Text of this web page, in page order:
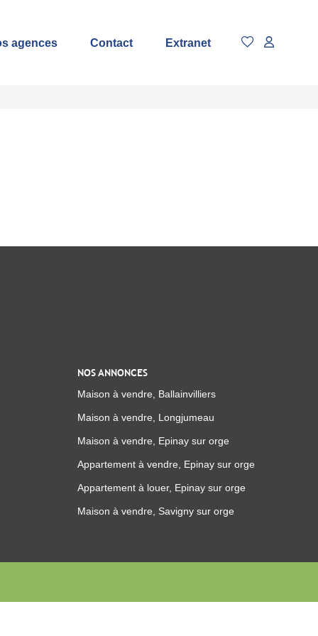
agences Contact Extranet
NOS ANNONCES
Maison à vendre, Ballainvilliers
Maison à vendre, Longjumeau
Maison à vendre, Epinay sur orge
Appartement à vendre, Epinay sur orge
Appartement à louer, Epinay sur orge
Maison à vendre, Savigny sur orge